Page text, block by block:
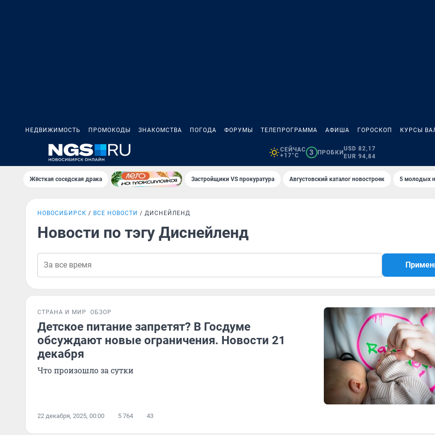
НЕДВИЖИМОСТЬ ПРОМОКОДЫ ЗНАКОМСТВА ПОГОДА ФОРУМЫ ТЕЛЕПРОГРАММА АФИША ГОРОСКОП КУРСЫ
СЕЙЧАС
+17°C
3 ПРОБКИ
USD 82,17
EUR 94,84
Жёсткая соседская драка Застройщики VS прокуратура Августовский каталог новостроек 5 молодых
НОВОСИБИРСК ВСЕ НОВОСТИ ДИСНЕЙЛЕНД
Новости по тэгу Диснейленд
СТРАНА И МИР ОБЗОР
Детское питание запретят? В Госдуме
обсуждают новые ограничения. Новости 21
декабря
Что произошло за сутки
22 декабря, 2025, 00:00 5 764 43